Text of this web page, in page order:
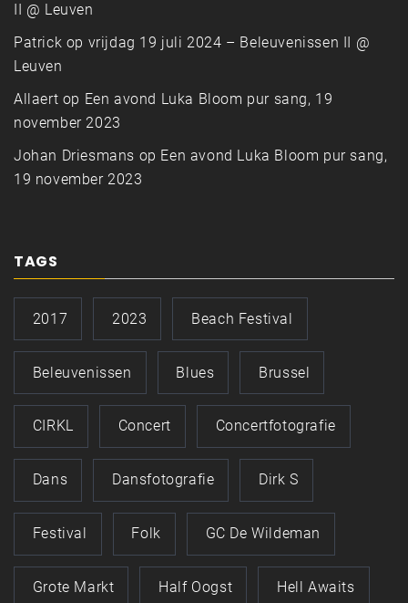
II @ Leuven
Patrick op vrijdag 19 juli 2024 – Beleuvenissen II @
Leuven
Allaert op Een avond Luka Bloom pur sang, 19
november 2023
Johan Driesmans op Een avond Luka Bloom pur sang,
19 november 2023
TAGS
2017 2023 Beach Festival
Beleuvenissen Blues Brussel
CIRKL Concert Concertfotografie
Dans Dansfotografie Dirk S
Festival Folk GC De Wildeman
Grote Markt Half Oogst Hell Awaits